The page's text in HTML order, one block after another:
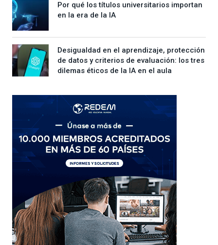
Por qué los títulos universitarios importan
en la era de la IA
Desigualdad en el aprendizaje, protección
de datos y criterios de evaluación: los tres
dilemas éticos de la IA en el aula